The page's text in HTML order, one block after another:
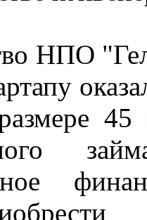
НПО
45